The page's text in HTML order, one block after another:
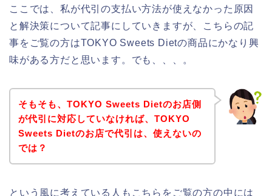
ここでは、私が代引の支払い方法が使えなかった原因
と解決策について記事にしていきますが、こちらの記
事をご覧の方はTOKYO Sweets Dietの商品にかなり興
味がある方だと思います。でも、、、。
そもそも、TOKYO Sweets Dietのお店側
が代引に対応していなければ、TOKYO
Sweets Dietのお店で代引は、使えないの
では？
という風に考えている人もこちらをご覧の方の中には